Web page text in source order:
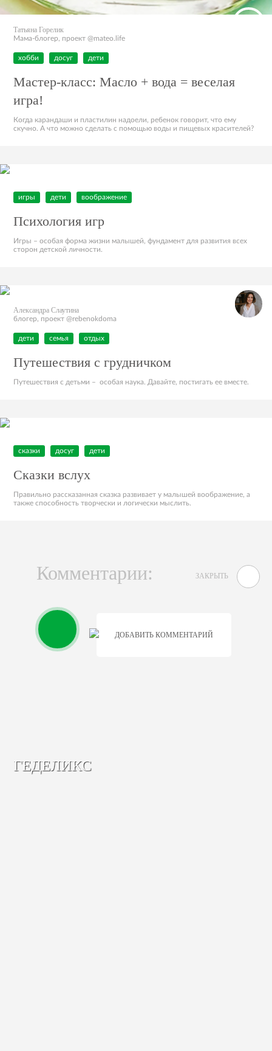
Татьяна Горелик
Мама-блогер, проект @mateo.life
хобби досуг дети
Мастер-класс: Масло + вода = веселая
игра!
Когда карандаши и пластилин надоели, ребенок говорит, что ему
скучно. А что можно сделать с помощью воды и пищевых красителей?
игры дети воображение
Психология игр
Игры – особая форма жизни малышей, фундамент для развития всех
сторон детской личности.
Александра Слаутина
блогер, проект @rebenokdoma
дети семья отдых
Путешествия с грудничком
Путешествия с детьми – особая наука. Давайте, постигать ее вместе.
сказки досуг дети
Сказки вслух
Правильно рассказанная сказка развивает у малышей воображение, а
также способность творчески и логически мыслить.
Комментарии: ЗАКРЫТЬ
ДОБАВИТЬ КОММЕНТАРИЙ
ГЕДЕЛИКС